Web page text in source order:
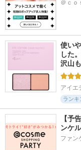
＠ｃｏ
使い
した
沢山
アイエ
ランキ
【予
ンケ
ファン